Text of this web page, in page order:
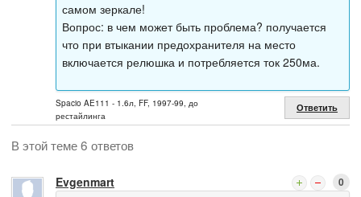
самом зеркале!
Вопрос: в чем может быть проблема? получается
что при втыкании предохранителя на место
включается релюшка и потребляется ток 250ма.
Spacio AE111 - 1.6л, FF, 1997-99, до
рестайлинга
Ответить
В этой теме 6 ответов
Evgenmart 0